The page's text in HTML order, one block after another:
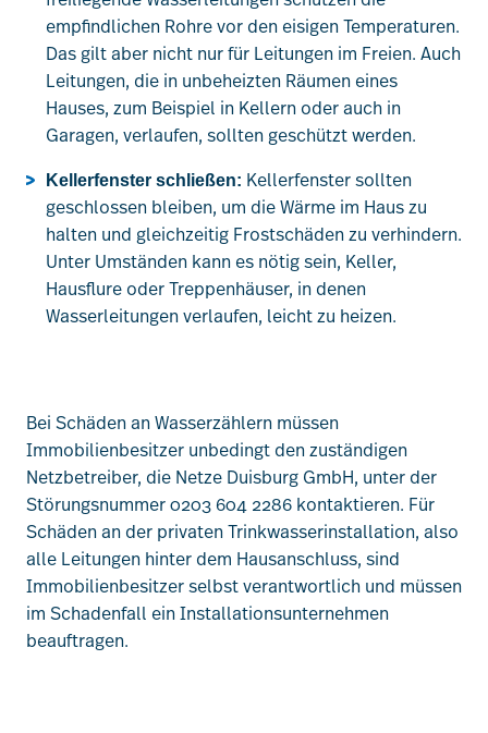
empfindlichen Rohre vor den eisigen Temperaturen.
Das gilt aber nicht nur für Leitungen im Freien. Auch
Leitungen, die in unbeheizten Räumen eines
Hauses, zum Beispiel in Kellern oder auch in
Garagen, verlaufen, sollten geschützt werden.
Kellerfenster schließen: Kellerfenster sollten
geschlossen bleiben, um die Wärme im Haus zu
halten und gleichzeitig Frostschäden zu verhindern.
Unter Umständen kann es nötig sein, Keller,
Hausflure oder Treppenhäuser, in denen
Wasserleitungen verlaufen, leicht zu heizen.
Bei Schäden an Wasserzählern müssen
Immobilienbesitzer unbedingt den zuständigen
Netzbetreiber, die Netze Duisburg GmbH, unter der
Störungsnummer 0203 604 2286 kontaktieren. Für
Schäden an der privaten Trinkwasserinstallation, also
alle Leitungen hinter dem Hausanschluss, sind
Immobilienbesitzer selbst verantwortlich und müssen
im Schadenfall ein Installationsunternehmen
beauftragen.